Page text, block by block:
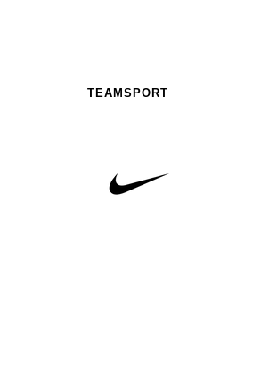
TEAMSPORT